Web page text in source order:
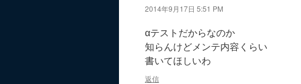
2014年9月17日 5:51 PM
αテストだからなのか
知らんけどメンテ内容くらい
書いてほしいわ
返信